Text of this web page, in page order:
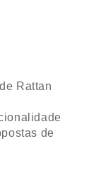
Rattan
de